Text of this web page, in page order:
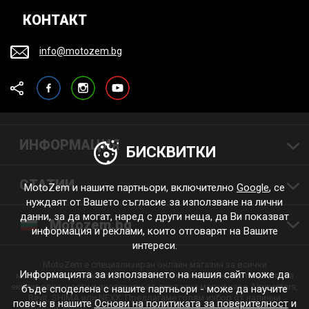
КОНТАКТ
info@motozem.bg
FacebookInstagramYouTube
ИНФОРМАЦИЯ
СТАТИИ
Motozem.bg
мотоциклетисти, които търсят висококачествена мотоциклетна
екипировка, части и аксесоари от доказани марки като Alpinestars,
Revit, SHIMA или NEXX. Предлагаме голям избор от налични
БИСКВИТКИ
MotoZem и нашите партньори, включително Google, се
нуждаят от Вашето съгласие за използване на лични
данни, за да могат, наред с други неща, да Ви показват
информация и реклами, които отговарят на Вашите
интереси.
Информацията за използването на нашия сайт може да
бъде споделена с нашите партньори - може да научите
повече в нашите Основи на политиката за поверителности